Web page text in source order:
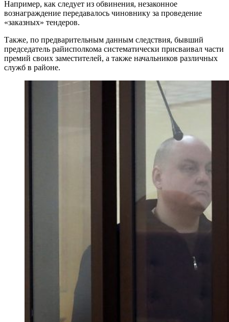
Например, как следует из обвинения, незаконное
вознаграждение передавалось чиновнику за проведение
«заказных» тендеров.
Также, по предварительным данным следствия, бывший
председатель райисполкома систематически присваивал части
премий своих заместителей, а также начальников различных
служб в районе.